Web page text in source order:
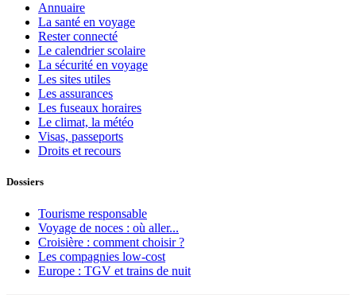
Annuaire
La santé en voyage
Rester connecté
Le calendrier scolaire
La sécurité en voyage
Les sites utiles
Les assurances
Les fuseaux horaires
Le climat, la météo
Visas, passeports
Droits et recours
Dossiers
Tourisme responsable
Voyage de noces : où aller...
Croisière : comment choisir ?
Les compagnies low-cost
Europe : TGV et trains de nuit